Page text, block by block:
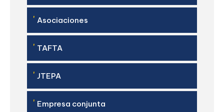
' Asociaciones
' TAFTA
' JTEPA
' Empresa conjunta